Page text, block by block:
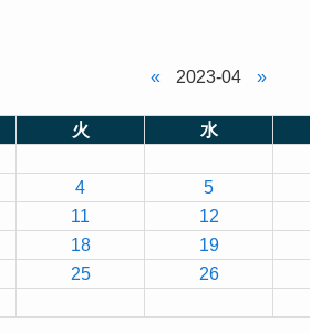
« 2023-04 »
火 水
4 5
11 12
18 19
25 26